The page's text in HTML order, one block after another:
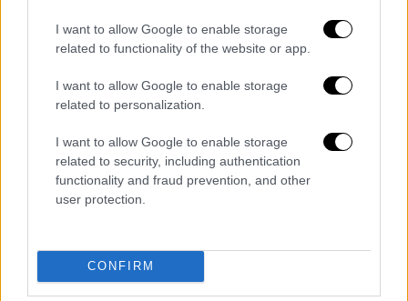
I want to allow Google to enable storage
related to functionality of the website or app.
I want to allow Google to enable storage
related to personalization.
I want to allow Google to enable storage
related to security, including authentication
functionality and fraud prevention, and other
user protection.
CONFIRM
υπάρχει μία ομάδα επιστημόνων,
διορισμένων από το κράτος, να ελέγχουν
αυτές τις εγκαταστάσεις και τα μηχανήματα,
όταν έχουμε ακόμη και θανάτους και
τέτοιες εταιρείες, όπως η εν λόγω, της
οποία η αρμοδιότητα είναι να επιθεωρεί,
μεταξύ άλλων όπως ασανσέρ κλπ,
και όχι για ενήλικες).